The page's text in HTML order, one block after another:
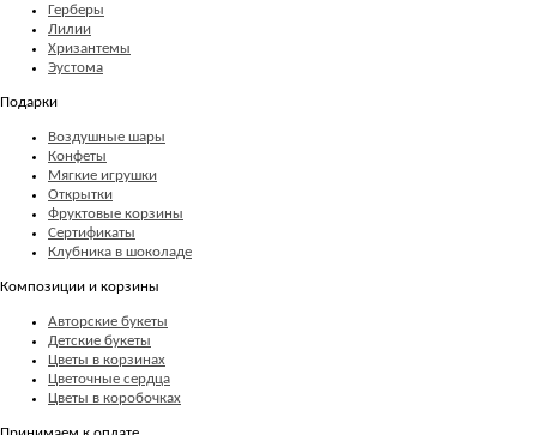
Герберы
Лилии
Хризантемы
Эустома
Подарки
Воздушные шары
Конфеты
Мягкие игрушки
Открытки
Фруктовые корзины
Сертификаты
Клубника в шоколаде
Композиции и корзины
Авторские букеты
Детские букеты
Цветы в корзинах
Цветочные сердца
Цветы в коробочках